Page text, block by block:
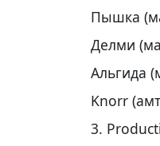
Пышка
Делми
Альгида
Knorr
3.